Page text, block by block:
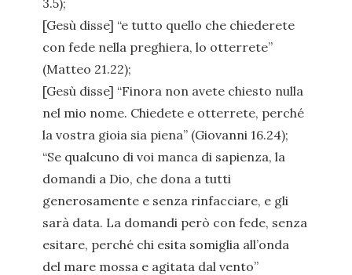
3.5);
[Gesù disse] “e tutto quello che chiederete
con fede nella preghiera, lo otterrete”
(Matteo 21.22);
[Gesù disse] “Finora non avete chiesto nulla
nel mio nome. Chiedete e otterrete, perché
la vostra gioia sia piena” (Giovanni 16.24);
“Se qualcuno di voi manca di sapienza, la
domandi a Dio, che dona a tutti
generosamente e senza rinfacciare, e gli
sarà data. La domandi però con fede, senza
esitare, perché chi esita somiglia all’onda
del mare mossa e agitata dal vento”